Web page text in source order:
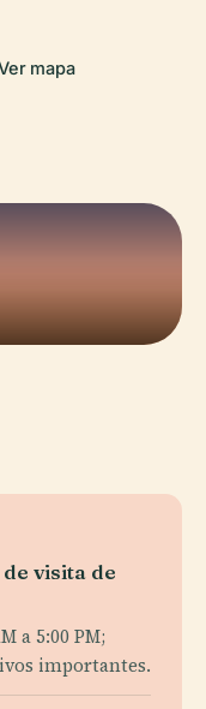
mapa
visita de
a 5:00 PM;
importantes.